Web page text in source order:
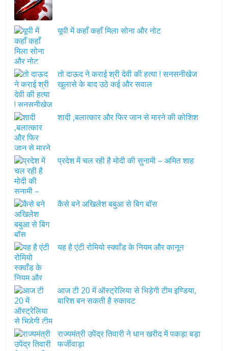
यूपी में कहाँ कहाँ मिला सोना और नोट
तो दाऊद ने कराई श्री देवी की हत्या ! सनसनीखेज
खुलासे के बाद उठे कई और सवाल
शादी ,बलात्कार और फिर जान से मारने की कोशिश
प्रदेश में चल रही है मोदी की सुनामी – अमित शाह
कैसे बने अखिलेश बबुआ से बिग बॉस
यह है एंटी रोमियो स्क्वाँड के नियम और कानून
आज टी 20 में ऑस्ट्रेलिया से भिड़ेगी टीम इण्डिया,
बारिश बन सकती है रुकावट
राज्यमंत्री उपेंद्र तिवारी ने धान खरीद में पकड़ा बड़ा
फर्जीवाड़ा